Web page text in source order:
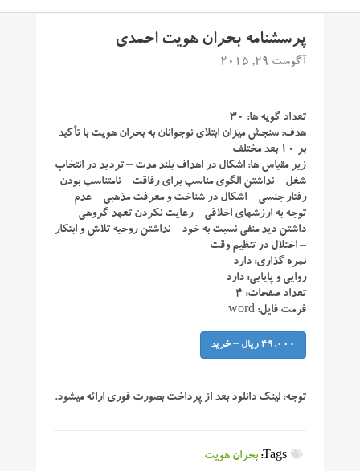
پرسشنامه بحران هویت احمدی
آگوست 29, 2015
تعداد گویه ها: ۳۰
هدف: سنجش میزان ابتلای نوجوانان به بحران هویت با تأکید
بر ۱۰ بعد مختلف
زیر مقیاس ها: اشکال در اهداف بلند مدت – تردید در انتخاب
شغل – نداشتن الگوی مناسب برای رفاقت – نامتناسب بودن
رفتار جنسی – اشکال در شناخت و معرفت مذهبی – عدم
توجه به ارزشهای اخلاقی – رعایت نکردن تعهد گروهی –
داشتن دید منفی نسبت به خود – نداشتن روحیه تلاش و ابتکار
– اختلال در تنظیم وقت
نمره گذاری: دارد
روایی و پایایی: دارد
تعداد صفحات: ۴
فرمت فایل: word
49,000 ریال – خرید
توجه: لینک دانلود بعد از پرداخت بصورت فوری ارائه میشود.
Tags: بحران هویت